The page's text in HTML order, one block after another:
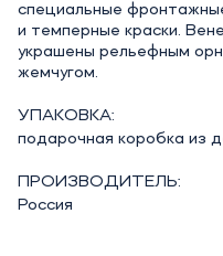
специальные
и темперные краски.
украшены рельефным
жемчугом.
УПАКОВКА:
подарочная коробка из
ПРОИЗВОДИТЕЛЬ:
Россия